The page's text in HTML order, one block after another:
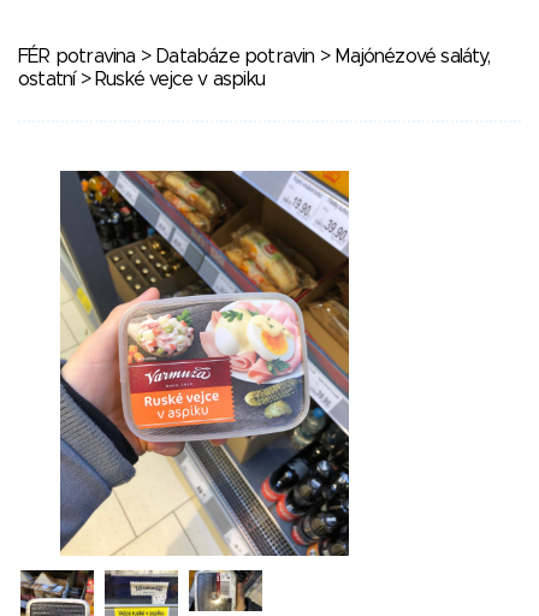
FÉR potravina > Databáze potravin > Majónézové saláty,
ostatní > Ruské vejce v aspiku